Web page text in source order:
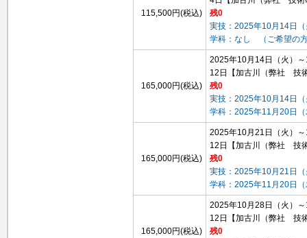
115,500円(税込)
残0
実技：2025年10月14日
学科：なし （ご希望の
165,000円(税込)
2025年10月14日（火）
12日
【加古川（弊社 技
残0
実技：2025年10月14日
学科：2025年11月20日
165,000円(税込)
2025年10月21日（火）
12日
【加古川（弊社 技
残0
実技：2025年10月21日
学科：2025年11月20日
165,000円(税込)
2025年10月28日（火）
12日
【加古川（弊社 技
残0